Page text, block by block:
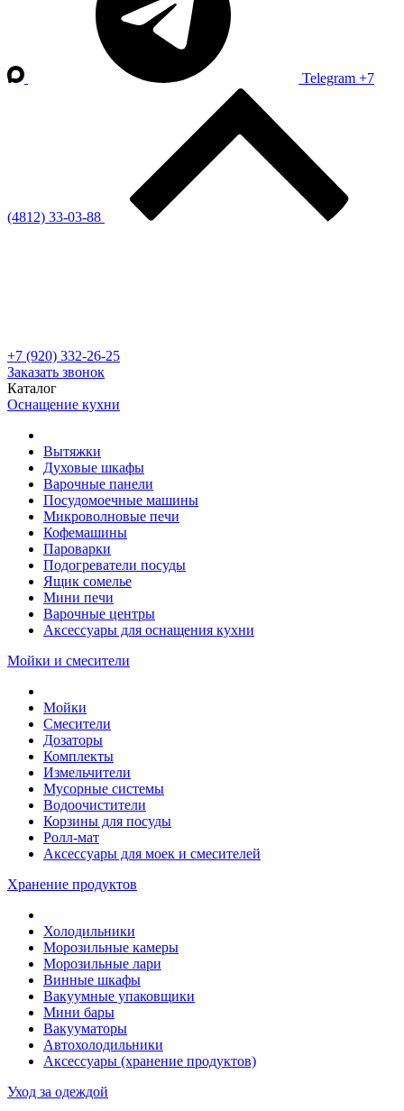
Telegram +7
(4812) 33-03-88
+7 (920) 332-26-25
Заказать звонок
Каталог
Оснащение кухни
Вытяжки
Духовые шкафы
Варочные панели
Посудомоечные машины
Микроволновые печи
Кофемашины
Пароварки
Подогреватели посуды
Ящик сомелье
Мини печи
Варочные центры
Аксессуары для оснащения кухни
Мойки и смесители
Мойки
Смесители
Дозаторы
Комплекты
Измельчители
Мусорные системы
Водоочистители
Корзины для посуды
Ролл-мат
Аксессуары для моек и смесителей
Хранение продуктов
Холодильники
Морозильные камеры
Морозильные лари
Винные шкафы
Вакуумные упаковщики
Мини бары
Вакууматоры
Автохолодильники
Аксессуары (хранение продуктов)
Уход за одеждой